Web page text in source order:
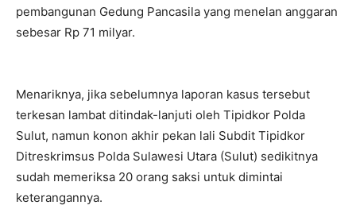
pembangunan Gedung Pancasila yang menelan anggaran
sebesar Rp 71 milyar.
Menariknya, jika sebelumnya laporan kasus tersebut
terkesan lambat ditindak-lanjuti oleh Tipidkor Polda
Sulut, namun konon akhir pekan lali Subdit Tipidkor
Ditreskrimsus Polda Sulawesi Utara (Sulut) sedikitnya
sudah memeriksa 20 orang saksi untuk dimintai
keterangannya.